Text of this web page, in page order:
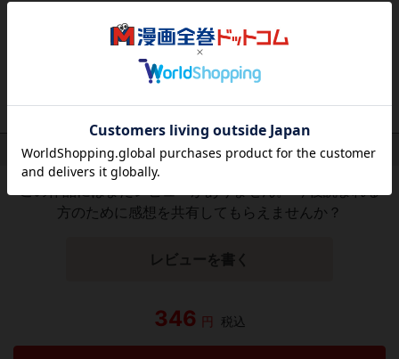
作品レビュー （関連商品を含む）
この作品にはまだレビューがありません。 今後読まれる
方のために感想を共有してもらえませんか？
レビューを書く
346 円 税込